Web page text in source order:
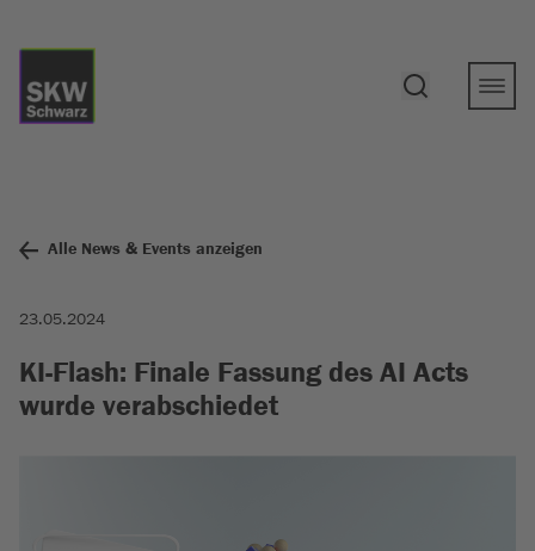
Alle News & Events anzeigen
23.05.2024
KI-Flash: Finale Fassung des AI Acts
wurde verabschiedet